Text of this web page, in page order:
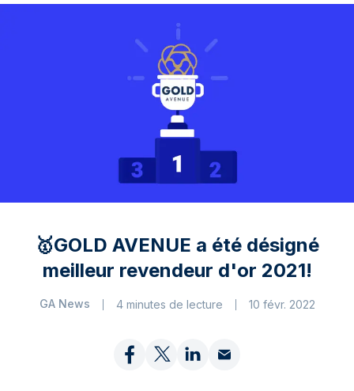
🥇GOLD AVENUE a été désigné
meilleur revendeur d'or 2021!
GA News 4 minutes de lecture 10 févr. 2022